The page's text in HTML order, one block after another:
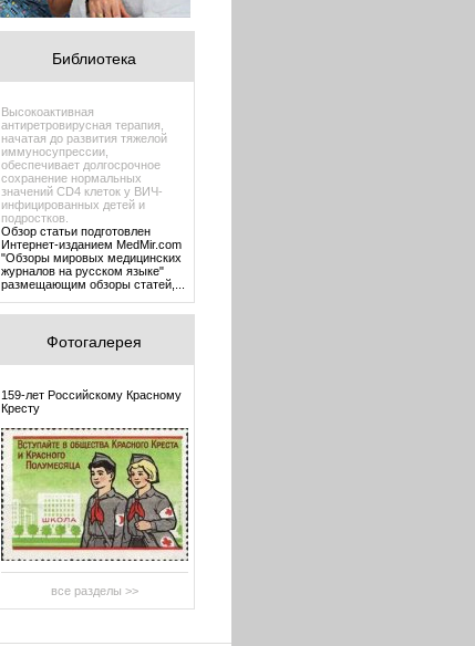
Библиотека
Высокоактивная
антиретровирусная терапия,
начатая до развития тяжелой
иммуносупрессии,
обеспечивает долгосрочное
сохранение нормальных
значений CD4 клеток у ВИЧ-
инфицированных детей и
подростков.
Обзор статьи подготовлен
Интернет-изданием MedMir.com
"Обзоры мировых медицинских
журналов на русском языке"
размещающим обзоры статей,...
Фотогалерея
159-лет Российскому Красному
Кресту
все разделы >>